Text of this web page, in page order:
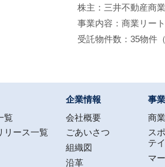
株主：三井不動産商
事業内容：商業リー
受託物件数：35物件
覧
リース一覧
企業情報
会社概要
ごあいさつ
組織図
沿革
事
商
ス
テ
マ